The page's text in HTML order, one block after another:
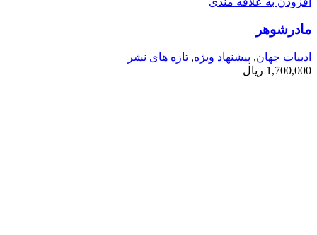
مادرشوهر
ادبیات جهان, پیشنهاد ویژه, تازه های نشر
1,700,000 ریال